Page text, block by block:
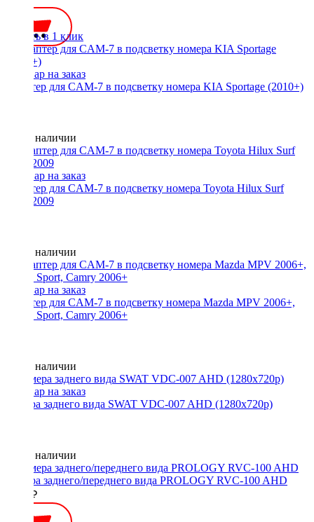
Купить в 1 клик
Адаптер для CAM-7 в подсветку номера KIA Sportage (2010+)
Нет в наличии
Адаптер для CAM-7 в подсветку номера Toyota Hilux Surf
2002-2009
Нет в наличии
Адаптер для CAM-7 в подсветку номера Mazda MPV 2006+,
Pajero Sport, Camry 2006+
Нет в наличии
Камера заднего вида SWAT VDC-007 AHD (1280x720p)
Нет в наличии
Камера заднего/переднего вида PROLOGY RVC-100 AHD
1990 ₽